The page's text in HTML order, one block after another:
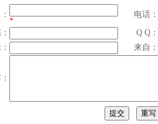
*
电话：
Q Q：
来自：